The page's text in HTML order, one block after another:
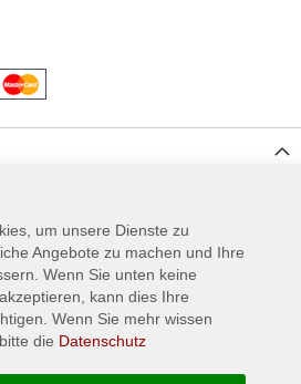
um unsere Dienste zu
Angebote zu machen und Ihre
Wenn Sie unten keine
kann dies Ihre
Wenn Sie mehr wissen
die Datenschutz